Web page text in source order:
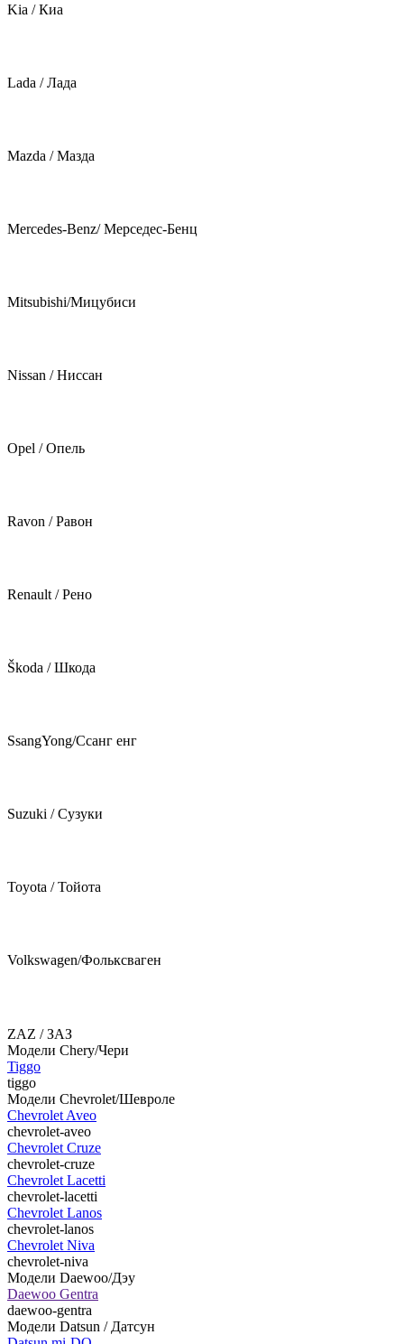
Kia / Киа
Lada / Лада
Mazda / Мазда
Mercedes-Benz/ Мерседес-Бенц
Mitsubishi/Мицубиси
Nissan / Ниссан
Opel / Опель
Ravon / Равон
Renault / Рено
Škoda / Шкода
SsangYong/Ссанг енг
Suzuki / Сузуки
Toyota / Тойота
Volkswagen/Фольксваген
ZAZ / ЗАЗ
Модели Chery/Чери
Tiggo
tiggo
Модели Chevrolet/Шевроле
Chevrolet Aveo
chevrolet-aveo
Chevrolet Cruze
chevrolet-cruze
Chevrolet Lacetti
chevrolet-lacetti
Chevrolet Lanos
chevrolet-lanos
Chevrolet Niva
chevrolet-niva
Модели Daewoo/Дэу
Daewoo Gentra
daewoo-gentra
Модели Datsun / Датсун